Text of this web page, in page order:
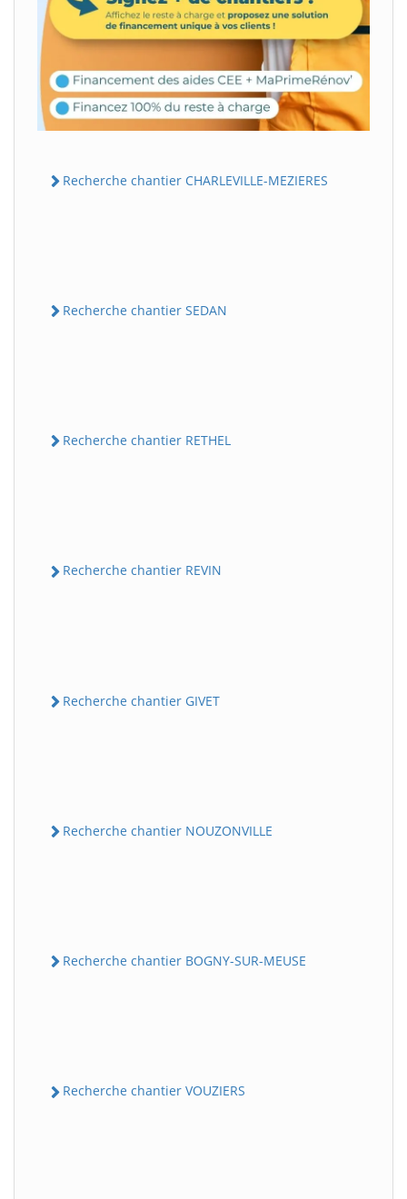
Recherche chantier CHARLEVILLE-MEZIERES
Recherche chantier SEDAN
Recherche chantier RETHEL
Recherche chantier REVIN
Recherche chantier GIVET
Recherche chantier NOUZONVILLE
Recherche chantier BOGNY-SUR-MEUSE
Recherche chantier VOUZIERS